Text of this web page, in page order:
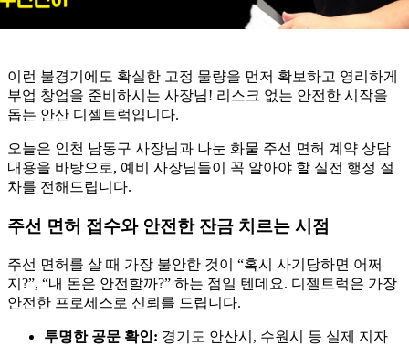
이런 불경기에도 확실한 고정 물량을 먼저 확보하고 영리하게
부업 창업을 준비하시는 사장님! 리스크 없는 안전한 시작을
돕는 안산 디젤트럭입니다.
오늘은 인천 남동구 사장님과 나눈 화물 주선 면허 계약 상담
내용을 바탕으로, 예비 사장님들이 꼭 알아야 할 실전 행정 절
차를 전해드립니다.
주선 면허 접수와 안전한 잔금 치르는 시점
주선 면허를 살 때 가장 불안한 것이 “혹시 사기당하면 어쩌
지?”, “내 돈은 안전할까?” 하는 점일 텐데요. 디젤트럭은 가장
안전한 프로세스로 신뢰를 드립니다.
투명한 공문 확인: 경기도 안산시, 수원시 등 실제 지자